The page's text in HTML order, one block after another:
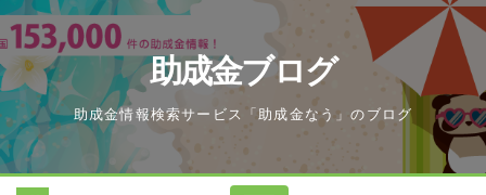
Skip
to
content
助成金ブログ
助成金情報検索サービス「助成金なう」のブログ